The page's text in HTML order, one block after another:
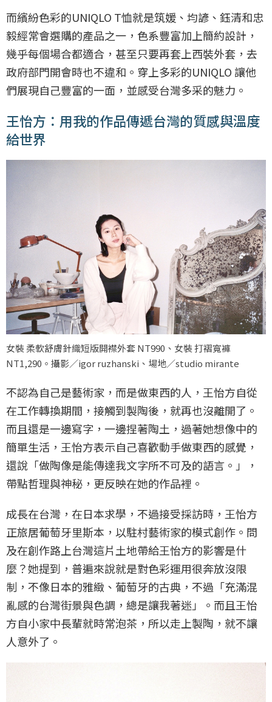
而繽紛色彩的UNIQLO T恤就是筑媛、均諺、鈺清和忠
毅經常會選購的產品之一，色系豐富加上簡約設計，
幾乎每個場合都適合，甚至只要再套上西裝外套，去
政府部門開會時也不違和。穿上多彩的UNIQLO 讓他
們展現自己豐富的一面，並感受台灣多采的魅力。
王怡方：用我的作品傳遞台灣的質感與溫度
給世界
女裝 柔軟舒膚針織短版開襟外套 NT990、女裝 打褶寬褲
NT1,290。攝影／igor ruzhanski、場地／studio mirante
不認為自己是藝術家，而是做東西的人，王怡方自從
在工作轉換期間，接觸到製陶後，就再也沒離開了。
而且還是一邊寫字，一邊捏著陶土，過著她想像中的
簡單生活，王怡方表示自己喜歡動手做東西的感覺，
還說「做陶像是能傳達我文字所不可及的語言。」，
帶點哲理與神秘，更反映在她的作品裡。
成長在台灣，在日本求學，不過接受採訪時，王怡方
正旅居葡萄牙里斯本，以駐村藝術家的模式創作。問
及在創作路上台灣這片土地帶給王怡方的影響是什
麼？她提到，普遍來說就是對色彩運用很奔放沒限
制，不像日本的雅緻、葡萄牙的古典，不過「充滿混
亂感的台灣街景與色調，總是讓我著迷」。而且王怡
方自小家中長輩就時常泡茶，所以走上製陶，就不讓
人意外了。